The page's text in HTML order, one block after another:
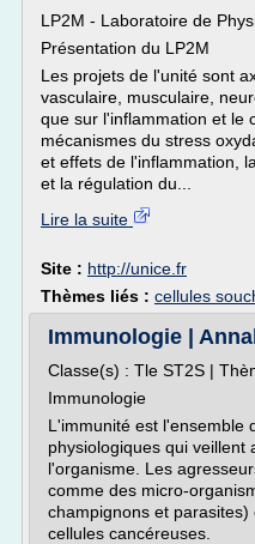
LP2M - Laboratoire de
Présentation du LP2M
Les projets de l'unité sont
vasculaire, musculaire,
que sur l'inflammation et le
mécanismes du stress
et effets de l'inflammation,
et la régulation du...
Lire la suite
Site : http://unice.fr
Thèmes liés : cellules
Immunologie |
Classe(s) : Tle ST2S |
Immunologie
L'immunité est l'ensemble
physiologiques qui veillent
l'organisme. Les
comme des micro-
champignons et
cellules cancéreuses.